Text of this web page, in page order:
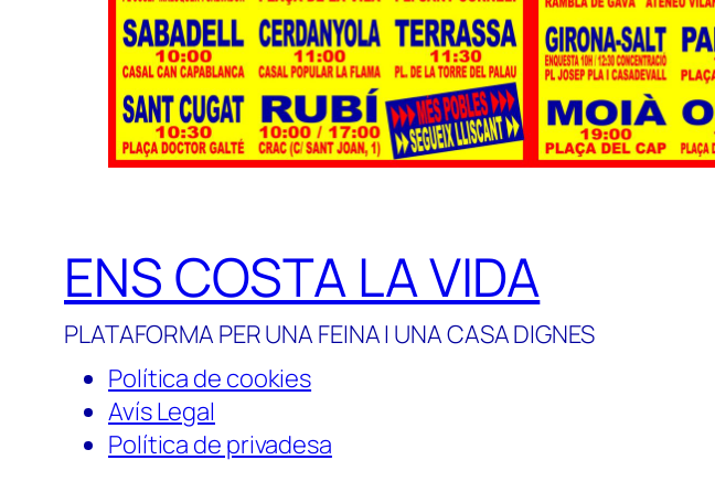
ENS COSTA LA VIDA
PLATAFORMA PER UNA FEINA I UNA CASA DIGNES
Política de cookies
Avís Legal
Política de privadesa